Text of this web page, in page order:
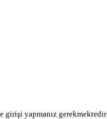
yapmanız gerekmektedir